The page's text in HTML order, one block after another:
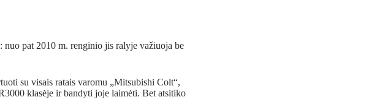
nuo pat 2010 m. renginio jis ralyje važiuoja be
su visais ratais varomu „Mitsubishi Colt“,
klasėje ir bandyti joje laimėti. Bet atsitiko